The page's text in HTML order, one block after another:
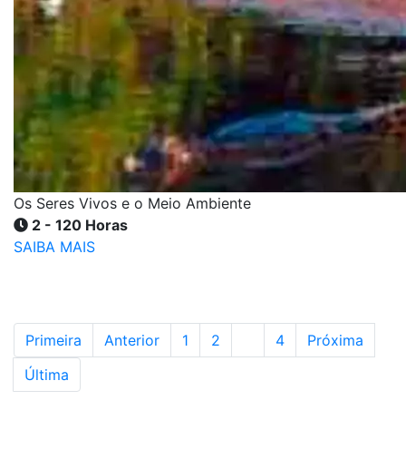
Os Seres Vivos e o Meio Ambiente
2 - 120 Horas
SAIBA MAIS
Primeira Anterior 1 2 4
Próxima
Última